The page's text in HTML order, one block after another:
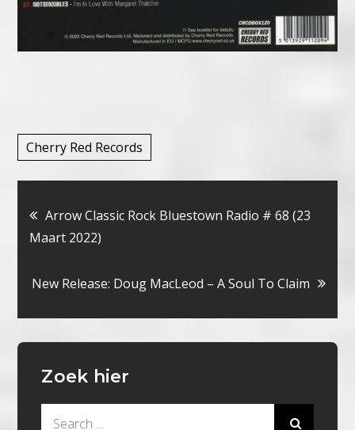
Cherry Red Records
Bericht
navigatie
Arrow Classic Rock Bluestown Radio # 68 (23
Maart 2022)
New Release: Doug MacLeod – A Soul To Claim
Zoek hier